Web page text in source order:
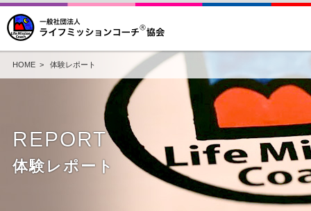
HOME> 体験レポート
REPORT
体験レポート